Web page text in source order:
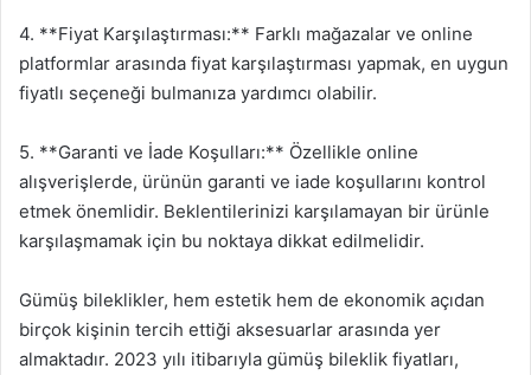
4. **Fiyat Karşılaştırması:** Farklı mağazalar ve online
platformlar arasında fiyat karşılaştırması yapmak, en uygun
fiyatlı seçeneği bulmanıza yardımcı olabilir.
5. **Garanti ve İade Koşulları:** Özellikle online
alışverişlerde, ürünün garanti ve iade koşullarını kontrol
etmek önemlidir. Beklentilerinizi karşılamayan bir ürünle
karşılaşmamak için bu noktaya dikkat edilmelidir.
Gümüş bileklikler, hem estetik hem de ekonomik açıdan
birçok kişinin tercih ettiği aksesuarlar arasında yer
almaktadır. 2023 yılı itibarıyla gümüş bileklik fiyatları,